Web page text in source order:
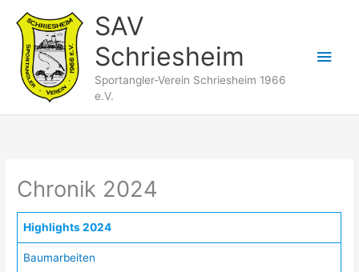
Inhalt
springen
SAV
Schriesheim
Sportangler-Verein Schriesheim 1966
e.V.
Chronik 2024
Highlights 2024
Baumarbeiten